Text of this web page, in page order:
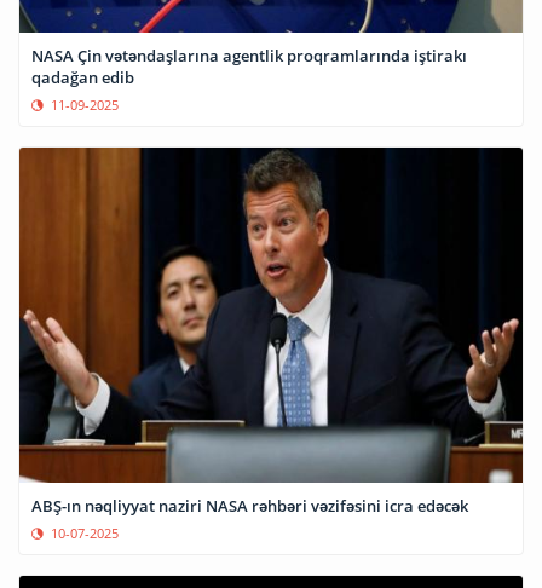
NASA Çin vətəndaşlarına agentlik proqramlarında iştirakı
qadağan edib
11-09-2025
ABŞ-ın nəqliyyat naziri NASA rəhbəri vəzifəsini icra edəcək
10-07-2025